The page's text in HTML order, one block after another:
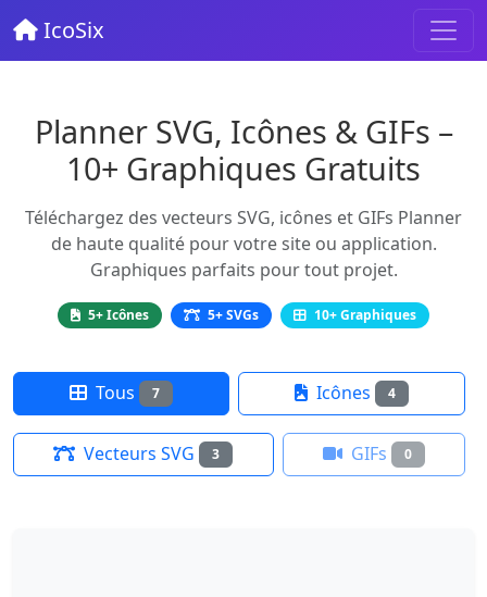
IcoSix
Planner SVG, Icônes & GIFs –
10+ Graphiques Gratuits
Téléchargez des vecteurs SVG, icônes et GIFs Planner
de haute qualité pour votre site ou application.
Graphiques parfaits pour tout projet.
5+ Icônes 5+ SVGs 10+ Graphiques
Tous 7 Icônes 4
Vecteurs SVG 3 GIFs 0